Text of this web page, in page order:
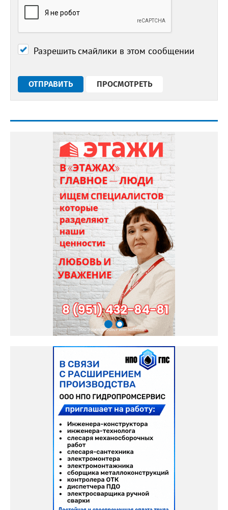
Разрешить смайлики в этом сообщении